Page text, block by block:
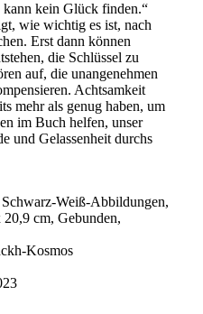
kein Glück finden.“
wie wichtig es ist, nach
Erst dann können
die Schlüssel zu
auf, die unangenehmen
Achtsamkeit
mehr als genug haben, um
im Buch helfen, unser
und Gelassenheit durchs
Weiß-Abbildungen,
cm, Gebunden,
Kosmos